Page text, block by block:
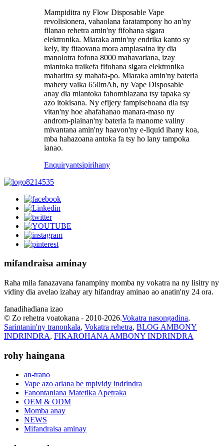
Mampiditra ny Flow Disposable Vape
revolisionera, vahaolana faratampony ho an'ny
filanao rehetra amin'ny fifohana sigara
elektronika. Miaraka amin'ny endrika kanto sy
kely, ity fitaovana mora ampiasaina ity dia
manolotra fofona 8000 mahavariana, izay
miantoka traikefa fifohana sigara elektronika
maharitra sy mahafa-po. Miaraka amin'ny bateria
mahery vaika 650mAh, ny Vape Disposable
anay dia miantoka fahombiazana tsy tapaka sy
azo itokisana. Ny efijery fampisehoana dia tsy
vitan'ny hoe ahafahanao manara-maso ny
androm-piainan'ny bateria fa manome valiny
mivantana amin'ny haavon'ny e-liquid ihany koa,
mba hahazoana antoka fa tsy ho lany tampoka
ianao.
Enquiryantsipirihany
mifandraisa aminay
Raha mila fanazavana fanampiny momba ny vokatra na ny lisitry ny
vidiny dia avelao izahay ary hifandray aminao ao anatin'ny 24 ora.
fanadihadiana izao
© Zo rehetra voatokana - 2010-2026.Vokatra nasongadina,
Sarintanin'ny tranonkala, Vokatra rehetra, BLOG AMBONY
INDRINDRA, FIKAROHANA AMBONY INDRINDRA
rohy haingana
an-trano
Vape azo ariana be mpividy indrindra
Fanontaniana Matetika Apetraka
OEM & ODM
Momba anay
NEWS
Mifandraisa aminay